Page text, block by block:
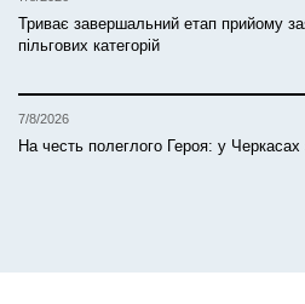
Триває завершальний етап прийому
пільгових категорій
7/8/2026
На честь полеглого Героя: у